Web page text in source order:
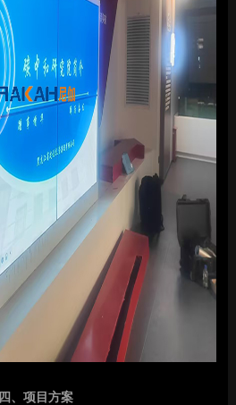
四、项目方案